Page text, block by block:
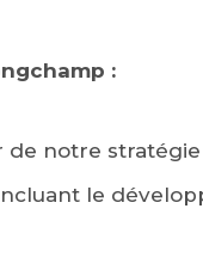
:
notre stratégie
le